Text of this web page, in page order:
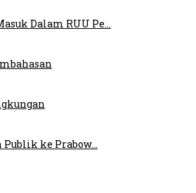
Dalam RUU Pe…
Publik ke Prabow…